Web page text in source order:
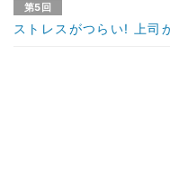
第5回
ストレスがつらい! 上司